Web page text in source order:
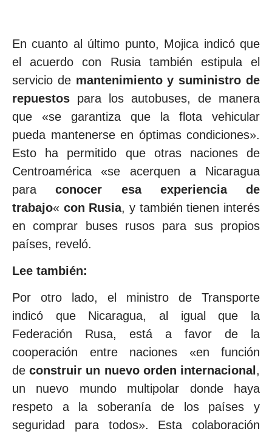
En cuanto al último punto, Mojica indicó que
el acuerdo con Rusia también estipula el
servicio de mantenimiento y suministro de
repuestos para los autobuses, de manera
que «se garantiza que la flota vehicular
pueda mantenerse en óptimas condiciones».
Esto ha permitido que otras naciones de
Centroamérica «se acerquen a Nicaragua
paraconocer esa experiencia de
trabajo« con Rusia, y también tienen interés
en comprar buses rusos para sus propios
países, reveló.
Lee también:
Por otro lado, el ministro de Transporte
indicó que Nicaragua, al igual que la
Federación Rusa, está a favor de la
cooperación entre naciones «en función
deconstruir un nuevo orden internacional ,
un nuevo mundo multipolar donde haya
respeto a la soberanía de los países y
seguridad para todos». Esta colaboración